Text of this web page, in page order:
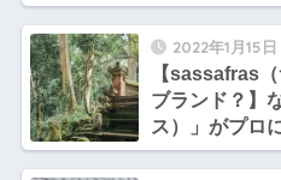
2022年1月15日
【sassafras
ブランド？】
ス）」がプロ
版】